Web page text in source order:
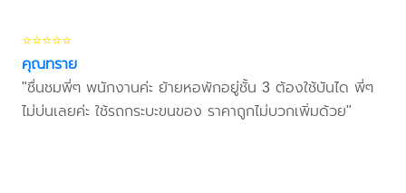
⭐⭐⭐⭐⭐
คุณทราย
"ชื่นชมพี่ๆ พนักงานค่ะ ย้ายหอพักอยู่ชั้น 3 ต้องใช้บันได พี่ๆ
ไม่บ่นเลยค่ะ ใช้รถกระบะขนของ ราคาถูกไม่บวกเพิ่มด้วย"